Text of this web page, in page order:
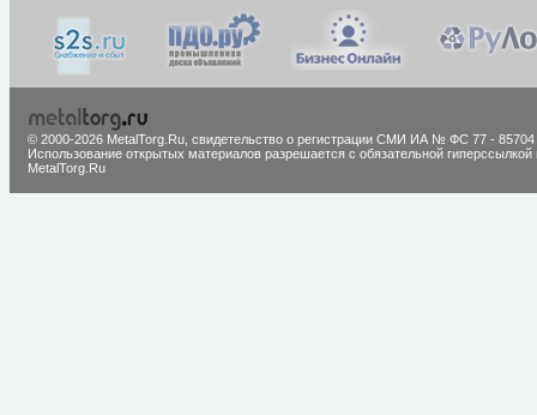
© 2000-2026 MetalTorg.Ru, cвидетельство о регистрации СМИ ИА № ФС 77 - 85704
Использование открытых материалов разрешается с обязательной гиперссылкой
MetalTorg.Ru